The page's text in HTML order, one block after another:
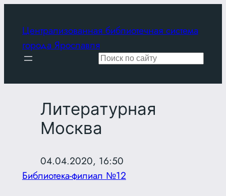
содержимому
Централизованная библиотечная система
города Ярославля
Поиск
Литературная
Москва
04.04.2020, 16:50
Библиотека-филиал №12